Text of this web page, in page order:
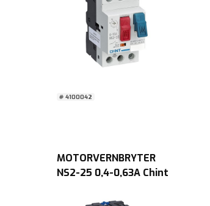
# 4100042
MOTORVERNBRYTER
NS2-25 0,4-0,63A Chint